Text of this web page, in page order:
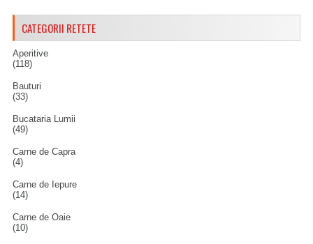
CATEGORII RETETE
Aperitive
(118)
Bauturi
(33)
Bucataria Lumii
(49)
Carne de Capra
(4)
Carne de Iepure
(14)
Carne de Oaie
(10)